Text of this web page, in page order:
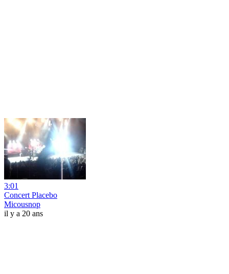
3:01
Concert Placebo
Micousnop
il y a 20 ans